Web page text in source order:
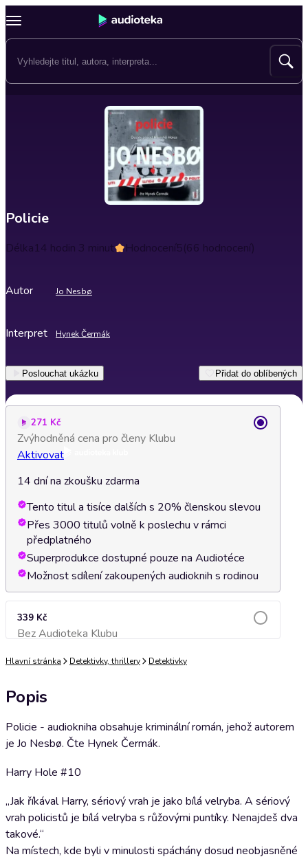
Policie
Délka14 hodin 3 minut Hodnocení5(66 hodnocení)
Autor Jo Nesbø
Interpret Hynek Čermák
Poslouchat ukázku Přidat do oblíbených
271 Kč
Zvýhodněná cena pro členy Klubu
Aktivovat
14 dní na zkoušku zdarma
Tento titul a tisíce dalších s 20% členskou slevou
Přes 3000 titulů volně k poslechu v rámci
předplatného
Superprodukce dostupné pouze na Audiotéce
Možnost sdílení zakoupených audioknih s rodinou
339 Kč
Bez Audioteka KlubuPřidat do košíku
Hlavní stránka Detektivky, thrillery Detektivky
Popis
Policie - audiokniha obsahuje kriminální román, jehož autorem
je Jo Nesbø. Čte Hynek Čermák.
Harry Hole #10
„Jak říkával Harry, sériový vrah je jako bílá velryba. A sériový
vrah policistů je bílá velryba s růžovými puntíky. Nenajdeš dva
takové.“
Na místech, kde byli v minulosti spáchány dosud neobjasněné